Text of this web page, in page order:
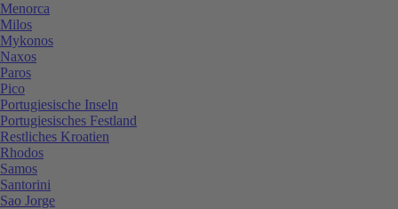
Menorca
Milos
Mykonos
Naxos
Paros
Pico
Portugiesische Inseln
Portugiesisches Festland
Restliches Kroatien
Rhodos
Samos
Santorini
Sao Jorge